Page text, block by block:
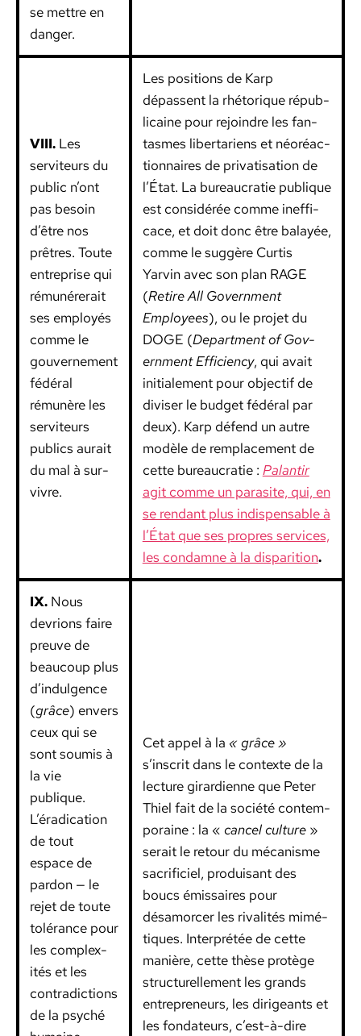
se met­tre en
dan­ger.
VIII.Les
servi­teurs du
pub­lic n’ont
pas besoin
d’être nos
prêtres. Toute
entre­prise qui
rémunér­erait
ses employés
comme le
gou­verne­ment
fédéral
rémunère les
servi­teurs
publics aurait
du mal à sur­
vivre.
Les posi­tions de Karp
dépassent la rhé­torique répub­
li­caine pour rejoin­dre les fan­
tasmes lib­er­tariens et néoréac­
tion­naires de pri­vati­sa­tion de
l’État. La bureau­cratie publique
est con­sid­érée comme inef­fi­
cace, et doit donc être bal­ayée,
comme le sug­gère Cur­tis
Yarvin avec son plan RAGE
(Retire All Gov­ern­ment
Employ­ees), ou le pro­jet du
DOGE (Depart­ment of Gov­
ern­ment Effi­cien­cy, qui avait
ini­tiale­ment pour objec­tif de
divis­er le bud­get fédéral par
deux). Karp défend un autre
mod­èle de rem­place­ment de
cette bureau­cratie : Palan­tir
agit comme un par­a­site, qui, en
se ren­dant plus indis­pens­able à
l’État que ses pro­pres ser­vices,
les con­damne à la dis­pari­tion.
IX.Nous
devri­ons faire
preuve de
beau­coup plus
d’indulgence
(grâce) envers
ceux qui se
sont soumis à
la vie
publique.
L’éradication
de tout
espace de
par­don — le
rejet de toute
tolérance pour
les com­plex­
ités et les
con­tra­dic­tions
de la psy­ché
Cet appel à la « grâce »
s’inscrit dans le con­texte de la
lec­ture girar­di­enne que Peter
Thiel fait de la société con­tem­
po­raine : la « can­cel cul­ture»
serait le retour du mécan­isme
sac­ri­fi­ciel, pro­duisant des
boucs émis­saires pour
désamorcer les rival­ités mimé­
tiques. Inter­prétée de cette
manière, cette thèse pro­tège
struc­turelle­ment les grands
entre­pre­neurs, les dirigeants et
les fon­da­teurs, c’est-à-dire